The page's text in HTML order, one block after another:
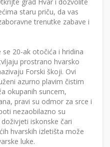
staru priču, da vas
trenutke zabave i
20-ak otočića i hridina
prostrano hvarsko
Forski škoji. Ovi
azurno plavim čistim
okupanih suncem,
pravi su odmor za srce i
nezaobilazno su
iskonske čari
hvarskih izletišta može
luke.